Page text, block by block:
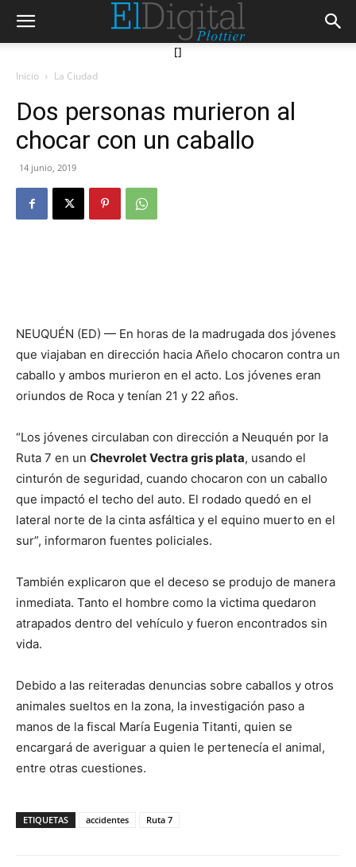
[]
Inicio La Ciudad
Dos personas murieron al
chocar con un caballo
14 junio, 2019
NEUQUÉN (ED) — En horas de la madrugada dos jóvenes
que viajaban en dirección hacia Añelo chocaron contra un
caballo y ambos murieron en el acto. Los jóvenes eran
oriundos de Roca y tenían 21 y 22 años.
“Los jóvenes circulaban con dirección a Neuquén por la
Ruta 7 en un Chevrolet Vectra gris plata, usando el
cinturón de seguridad, cuando chocaron con un caballo
que impactó el techo del auto. El rodado quedó en el
lateral norte de la cinta asfáltica y el equino muerto en el
sur”, informaron fuentes policiales.
También explicaron que el deceso se produjo de manera
inmediata. Tanto el hombre como la victima quedaron
atrapados dentro del vehículo y fueron encontrados sin
vida.
Debido a las reiteradas denuncias sobre caballos y otros
animales sueltos en la zona, la investigación paso a
manos de la fiscal María Eugenia Titanti, quien se
encargará de averiguar a quien le pertenecía el animal,
entre otras cuestiones.
ETIQUETAS accidentes Ruta 7